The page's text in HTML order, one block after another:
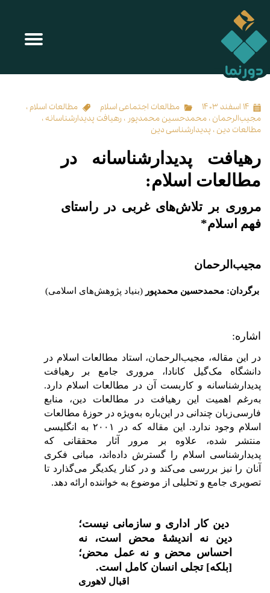
۱۴ اسفند ۱۴۰۳ مطالعات اجتماعی اسلام مطالعات اسلام،
مجیب‌الرحمان ، محمدحسین محمدپور ، رهیافت پدیدارشناسانه،
مطالعات دین ، پدیدارشناسی دین
رهیافت پدیدارشناسانه در
مطالعات اسلام:
مروری بر تلاش‌های غربی در راستای
فهم اسلام*
مجیب‌الرحمان
برگردان: محمدحسین محمدپور (بنیاد پژوهش‌های اسلامی)
اشاره:
در این مقاله، مجیب‌الرحمان، استاد مطالعات اسلام در
دانشگاه مک‌گیل کانادا، مروری جامع بر رهیافت
پدیدارشناسانه و کاربست آن در مطالعات اسلام دارد.
به‌رغم اهمیت این رهیافت در مطالعات دین، منابع
فارسی‌زبان چندانی در این‌باره به‌ویژه در حوزهٔ مطالعات
اسلام وجود ندارد. این مقاله که در ۲۰۰۱ به انگلیسی
منتشر شده، علاوه بر مرور آثار محققانی که
پدیدارشناسی اسلام را گسترش داده‌اند، مبانی فکری
آنان را نیز بررسی می‌کند و در کنار یکدیگر می‌گذارد تا
تصویری جامع و تحلیلی از موضوع به خواننده ارائه دهد.
دین کار اداری و سازمانی نیست؛
دین نه اندیشۀ محض است، نه
احساس محض و نه عمل محض؛
[بلکه] تجلی انسان کامل است.
اقبال لاهوری